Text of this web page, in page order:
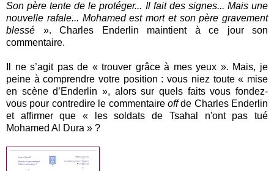
Son père tente de le protéger... Il fait des signes... Mais une
nouvelle rafale... Mohamed est mort et son père gravement
blessé ». Charles Enderlin maintient à ce jour son
commentaire.
Il ne s’agit pas de « trouver grâce à mes yeux ». Mais, je
peine à comprendre votre position : vous niez toute « mise
en scène d’Enderlin », alors sur quels faits vous fondez-
vous pour contredire le commentaire offde Charles Enderlin
et affirmer que « les soldats de Tsahal n'ont pas tué
Mohamed Al Dura » ?